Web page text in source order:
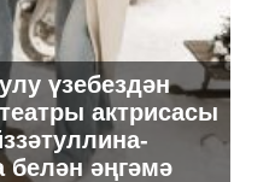
үзебездән
актрисасы
белән әңгәмә